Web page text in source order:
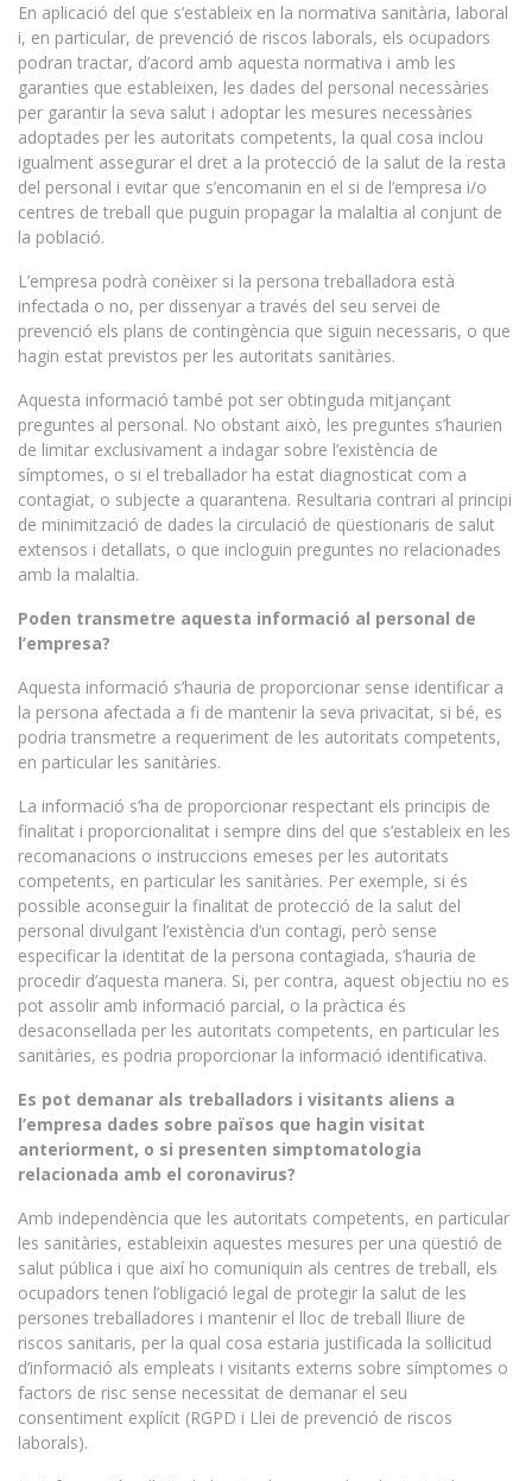
En aplicació del que s’estableix en la normativa sanitària, laboral
i, en particular, de prevenció de riscos laborals, els ocupadors
podran tractar, d’acord amb aquesta normativa i amb les
garanties que estableixen, les dades del personal necessàries
per garantir la seva salut i adoptar les mesures necessàries
adoptades per les autoritats competents, la qual cosa inclou
igualment assegurar el dret a la protecció de la salut de la resta
del personal i evitar que s’encomanin en el si de l’empresa i/o
centres de treball que puguin propagar la malaltia al conjunt de
la població.
L’empresa podrà conèixer si la persona treballadora està
infectada o no, per dissenyar a través del seu servei de
prevenció els plans de contingència que siguin necessaris, o que
hagin estat previstos per les autoritats sanitàries.
Aquesta informació també pot ser obtinguda mitjançant
preguntes al personal. No obstant això, les preguntes s’haurien
de limitar exclusivament a indagar sobre l’existència de
símptomes, o si el treballador ha estat diagnosticat com a
contagiat, o subjecte a quarantena. Resultaria contrari al principi
de minimització de dades la circulació de qüestionaris de salut
extensos i detallats, o que incloguin preguntes no relacionades
amb la malaltia.
Poden transmetre aquesta informació al personal de
l’empresa?
Aquesta informació s’hauria de proporcionar sense identificar a
la persona afectada a fi de mantenir la seva privacitat, si bé, es
podria transmetre a requeriment de les autoritats competents,
en particular les sanitàries.
La informació s’ha de proporcionar respectant els principis de
finalitat i proporcionalitat i sempre dins del que s’estableix en les
recomanacions o instruccions emeses per les autoritats
competents, en particular les sanitàries. Per exemple, si és
possible aconseguir la finalitat de protecció de la salut del
personal divulgant l’existència d’un contagi, però sense
especificar la identitat de la persona contagiada, s’hauria de
procedir d’aquesta manera. Si, per contra, aquest objectiu no es
pot assolir amb informació parcial, o la pràctica és
desaconsellada per les autoritats competents, en particular les
sanitàries, es podria proporcionar la informació identificativa.
Es pot demanar als treballadors i visitants aliens a
l’empresa dades sobre països que hagin visitat
anteriorment, o si presenten simptomatologia
relacionada amb el coronavirus?
Amb independència que les autoritats competents, en particular
les sanitàries, estableixin aquestes mesures per una qüestió de
salut pública i que així ho comuniquin als centres de treball, els
ocupadors tenen l’obligació legal de protegir la salut de les
persones treballadores i mantenir el lloc de treball lliure de
riscos sanitaris, per la qual cosa estaria justificada la sol·licitud
d’informació als empleats i visitants externs sobre símptomes o
factors de risc sense necessitat de demanar el seu
consentiment explícit (RGPD i Llei de prevenció de riscos
laborals).